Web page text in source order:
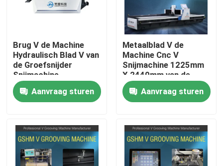
Video's
Hoge snelheid V het Groeven Machine
CNC V het Groeven Machine
Automatisch V die Machine groeven
Bladmetaal die Machine groeven
V Groover-Machine
Brug V de Machine
Hydraulisch Blad V van
de Groefsnijder
Snijmachine
Aanvraag sturen
Metaalblad V de
Machine Cnc V
Snijmachine 1225mm
X 2440mm van de
Groefsnijder
Aanvraag sturen